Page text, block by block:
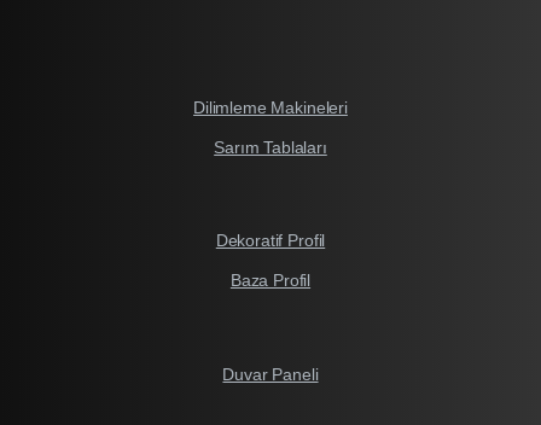
Dilimleme Makineleri
Sarım Tablaları
Dekoratif Profil
Baza Profil
Duvar Paneli